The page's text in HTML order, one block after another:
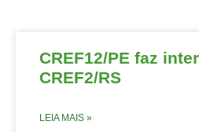
CREF12/PE faz
CREF2/RS
LEIA MAIS »